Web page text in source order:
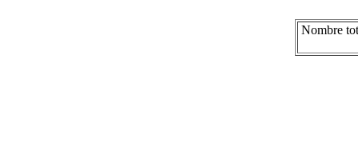
Nombre